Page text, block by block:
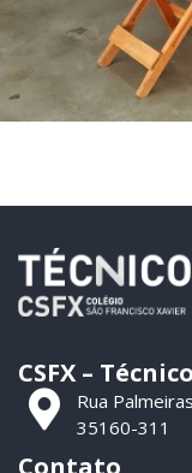
CSFX – Técnico
Rua
35160-311
Contato